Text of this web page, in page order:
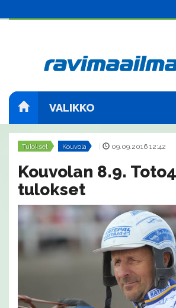
VALIKKO
Tulokset Kouvola 09.09.2016 12:42
Kouvolan 8.9.
tulokset